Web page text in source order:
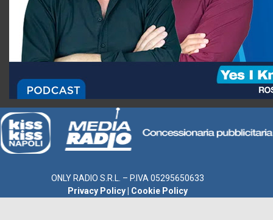
ONLY RADIO S.R.L. – P.IVA 05295650633
Privacy Policy
Cookie Policy